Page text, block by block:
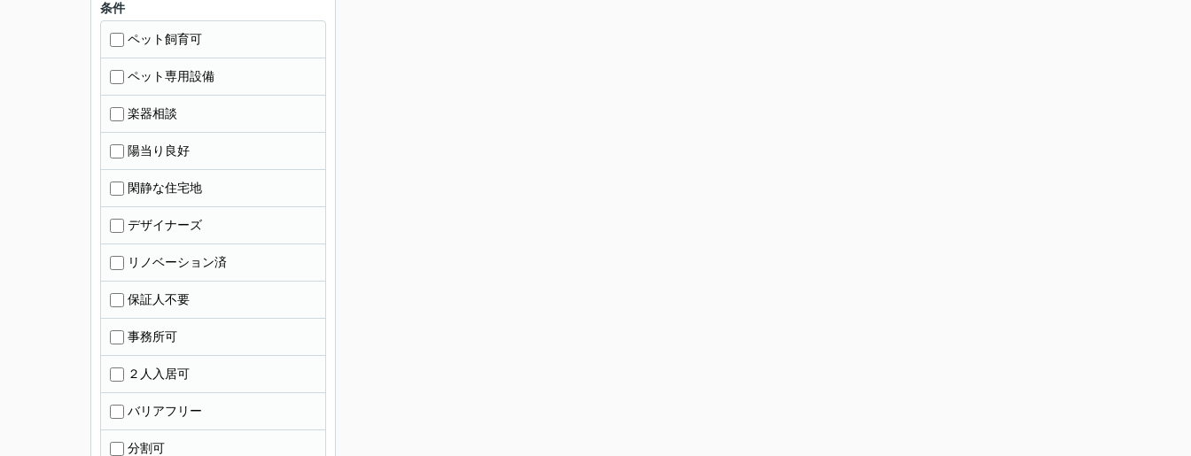
条件
ペット飼育可
ペット専用設備
楽器相談
陽当り良好
閑静な住宅地
デザイナーズ
リノベーション済
保証人不要
事務所可
２人入居可
バリアフリー
分割可